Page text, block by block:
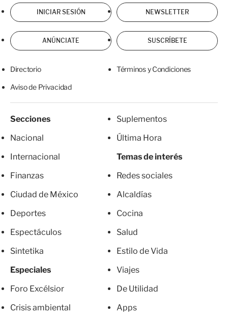
INICIAR SESIÓN NEWSLETTER
ANÚNCIATE SUSCRÍBETE
Directorio Términos y Condiciones
Aviso de Privacidad
Secciones
Nacional
Internacional
Finanzas
Ciudad de México
Deportes
Espectáculos
Sintetika
Especiales
Foro Excélsior
Crisis ambiental
Suplementos
Última Hora
Temas de interés
Redes sociales
Alcaldías
Cocina
Salud
Estilo de Vida
Viajes
De Utilidad
Apps